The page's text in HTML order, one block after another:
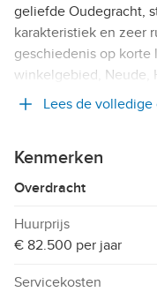
geliefde Oudegracht,
karakteristiek en zeer
geschiedenis op korte
winkelgebied, Neude,
Lees de
Kenmerken
Overdracht
Huurprijs
€ 82.500 per jaar
Servicekosten